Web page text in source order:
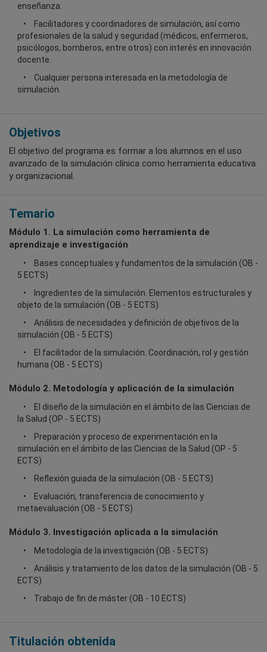
enseñanza.
Facilitadores y coordinadores de simulación, así como
profesionales de la salud y seguridad (médicos, enfermeros,
psicólogos, bomberos, entre otros) con interés en innovación
docente.
Cualquier persona interesada en la metodología de
simulación.
Objetivos
El objetivo del programa es formar a los alumnos en el uso
avanzado de la simulación clínica como herramienta educativa
y organizacional.
Temario
Módulo 1. La simulación como herramienta de
aprendizaje e investigación
Bases conceptuales y fundamentos de la simulación (OB -
5 ECTS)
Ingredientes de la simulación. Elementos estructurales y
objeto de la simulación (OB - 5 ECTS)
Análisis de necesidades y definición de objetivos de la
simulación (OB - 5 ECTS)
El facilitador de la simulación. Coordinación, rol y gestión
humana (OB - 5 ECTS)
Módulo 2. Metodología y aplicación de la simulación
El diseño de la simulación en el ámbito de las Ciencias de
la Salud (OP - 5 ECTS)
Preparación y proceso de experimentación en la
simulación en el ámbito de las Ciencias de la Salud (OP - 5
ECTS)
Reflexión guiada de la simulación (OB - 5 ECTS)
Evaluación, transferencia de conocimiento y
metaevaluación (OB - 5 ECTS)
Módulo 3. Investigación aplicada a la simulación
Metodología de la investigación (OB - 5 ECTS)
Análisis y tratamiento de los datos de la simulación (OB - 5
ECTS)
Trabajo de fin de máster (OB - 10 ECTS)
Titulación obtenida